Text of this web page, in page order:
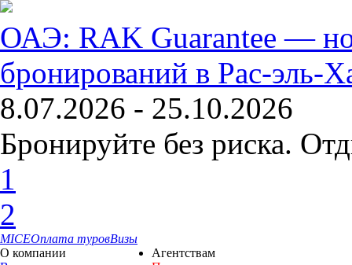
ОАЭ: RAK Guarantee —
бронирований в Рас-эль-
8.07.2026 - 25.10.2026
Бронируйте без риска.
1
2
MICEОплата туровВизы
О компании
Агентствам